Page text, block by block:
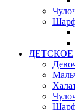
ДЕТСКОЕ